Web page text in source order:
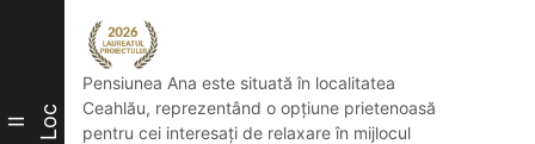
II Loc
Pensiunea Ana este situată în localitatea
Ceahlău, reprezentând o opțiune prietenoasă
pentru cei interesați de relaxare în mijlocul